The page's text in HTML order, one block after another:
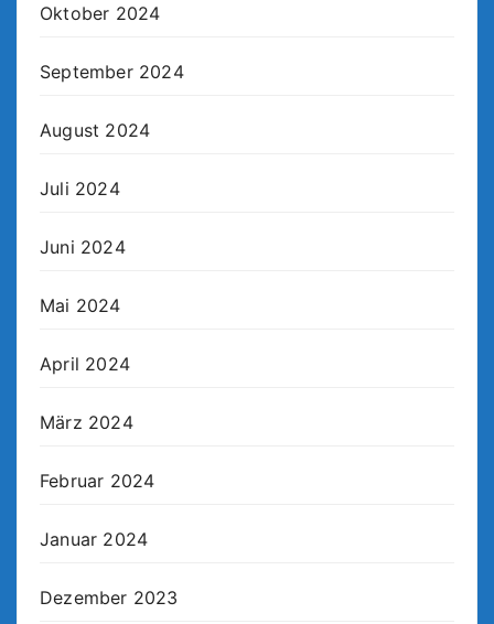
Oktober 2024
September 2024
August 2024
Juli 2024
Juni 2024
Mai 2024
April 2024
März 2024
Februar 2024
Januar 2024
Dezember 2023